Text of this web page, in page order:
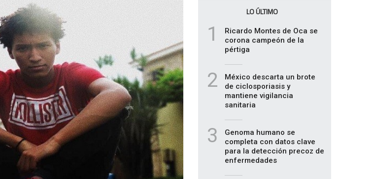
LO ÚLTIMO
1
Ricardo Montes de Oca se
corona campeón de la
pértiga
2
México descarta un brote
de ciclosporiasis y
mantiene vigilancia
sanitaria
3
Genoma humano se
completa con datos clave
para la detección precoz de
enfermedades